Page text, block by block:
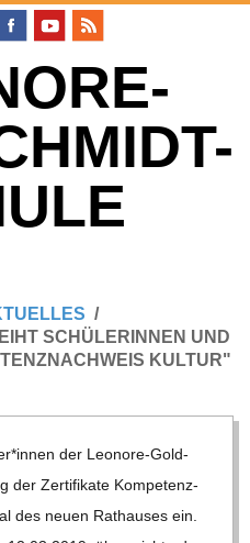
SCHÜLERINNEN UND
KULTUR"
der Leo­nore-Gold­
der Zer­ti­fi­kate Kom­pe­tenz­
des neuen Rat­hau­ses ein.